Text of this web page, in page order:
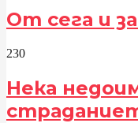
От сега и
230
Нека